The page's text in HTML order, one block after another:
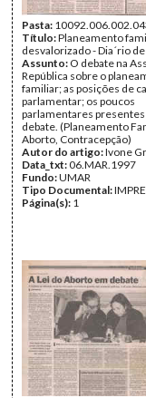
Pasta:
Título:Planeamento
desvalorizado - Dia´rio
Assunto: O debate na
República sobre o
familiar; as posições de
parlamentar; os poucos
parlamentares
debate. (Planeamento
Aborto, Contracepção)
Autor do artigo:Ivone
Data_txt:06.MAR.1997
Fundo:UMAR
Tipo Documental:
Página(s): 1